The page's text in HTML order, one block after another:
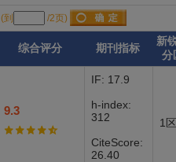
(到 /2页)
综合评分 期刊指标
新
分
9.3
IF: 17.9
h-index:
312
CiteScore:
26.40
1区